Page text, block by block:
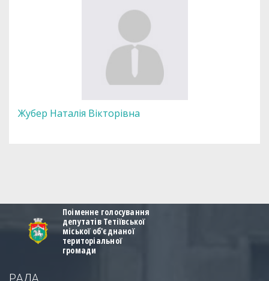
Жубер Наталія Вікторівна
Поіменне голосування
депутатів Тетіївської
міської об'єднаної
територіальної
громади